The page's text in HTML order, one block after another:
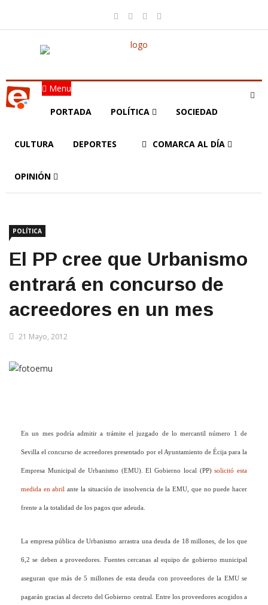
Menu
PORTADA POLÍTICA SOCIEDAD
CULTURA DEPORTES COMARCA AL DÍA
OPINIÓN
POLÍTICA
El PP cree que Urbanismo
entrará en concurso de
acreedores en un mes
21 Mayo, 2012
En un mes podría admitir a trámite el juzgado de lo mercantil número 1 de
Sevilla el concurso de acreedores presentado por el Ayuntamiento de Écija para la
Empresa Municipal de Urbanismo (EMU). El Gobierno local (PP)solicitó esta
medida en abril ante la situación de insolvencia de la EMU, que no puede hacer
frente a la totalidad de los pagos que adeuda.
La empresa pública de Urbanismo arrastra una deuda de 18 millones, de los que
6,2 se deben a proveedores. Fuentes cercanas al equipo de gobierno municipal
aseguran que más de 5 millones de esta deuda con proveedores de la EMU se
pagarán gracias al decreto del Gobierno central. Entre los proveedores acogidos a